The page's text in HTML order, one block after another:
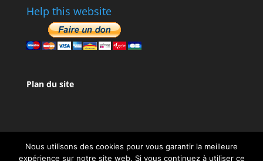
Help this website
Plan du site
Nous utilisons des cookies pour vous garantir la meilleure
expérience sur notre site web. Si vous continuez à utiliser ce